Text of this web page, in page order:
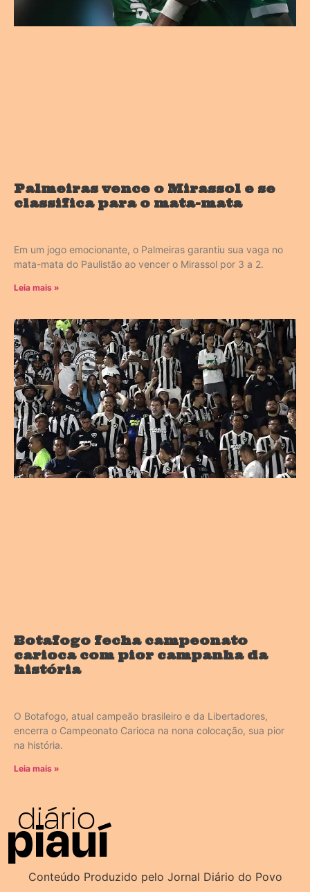
Palmeiras vence o Mirassol e se
classifica para o mata-mata
Em um jogo emocionante, o Palmeiras garantiu sua vaga no
mata-mata do Paulistão ao vencer o Mirassol por 3 a 2.
Leia mais »
Botafogo fecha campeonato
carioca com pior campanha da
história
O Botafogo, atual campeão brasileiro e da Libertadores,
encerra o Campeonato Carioca na nona colocação, sua pior
na história.
Leia mais »
Conteúdo Produzido pelo Jornal Diário do Povo